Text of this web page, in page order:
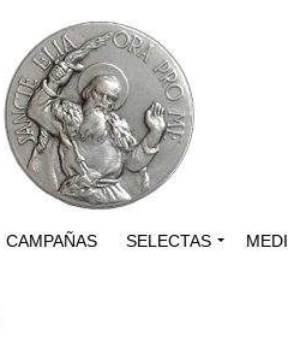
CAMPAÑAS SELECTAS